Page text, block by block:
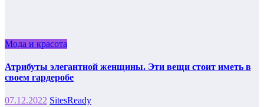
Мода и красота
Атрибуты элегантной женщины. Эти вещи стоит иметь в
своем гардеробе
07.12.2022 SitesReady